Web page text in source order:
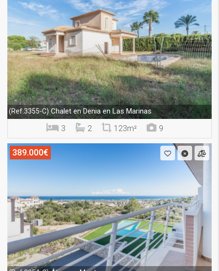
(Ref.3355-C) Chalet en Denia en Las Marinas
3 2 123m² 9
389.000€